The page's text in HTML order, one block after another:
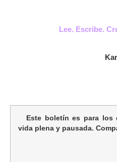
Lee. Escribe.
Este boletín es para los
vida plena y pausada.